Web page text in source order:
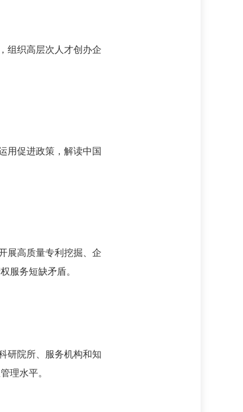
组织高层次人才创办企
用促进政策，解读中国
展高质量专利挖掘、企
服务短缺矛盾。
研院所、服务机构和知
理水平。